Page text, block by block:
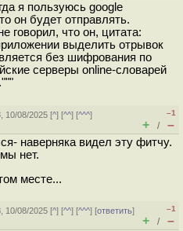
я пользуюсь google
он будет отправлять.
говорил, что он, цитата:
выделить отрывок
без шифрования по
серверы online-словарей
10/08/2025 [^] [^^] [^^^]
–1
+ / –
наверняка видел эту фитчу.
нет.
месте...
10/08/2025 [^] [^^] [^^^] [ответить]
–1
+ / –